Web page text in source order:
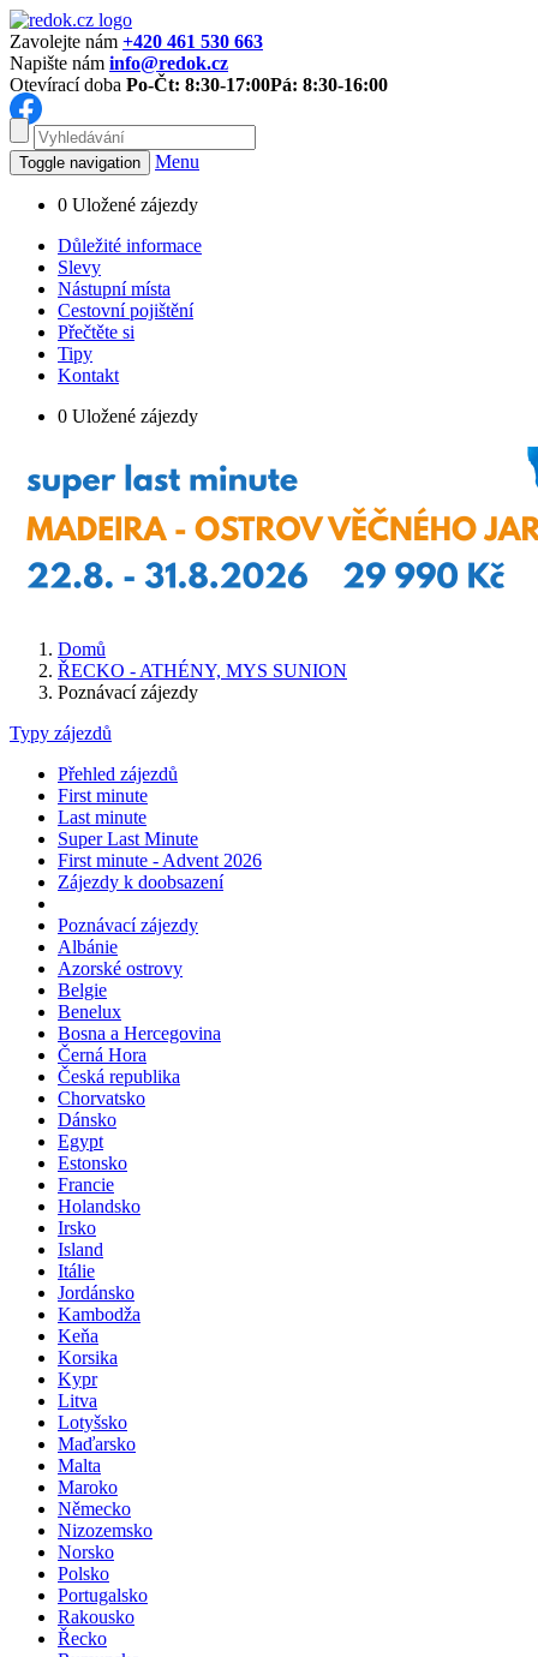
Zavolejte nám +420 461 530 663
Napište nám info@redok.cz
Otevírací doba Po-Čt: 8:30-17:00Pá: 8:30-16:00
Toggle navigation Menu
0 Uložené zájezdy
Důležité informace
Slevy
Nástupní místa
Cestovní pojištění
Přečtěte si
Tipy
Kontakt
0 Uložené zájezdy
Domů
ŘECKO - ATHÉNY, MYS SUNION
Poznávací zájezdy
Typy zájezdů
Přehled zájezdů
First minute
Last minute
Super Last Minute
First minute - Advent 2026
Zájezdy k doobsazení
Poznávací zájezdy
Albánie
Azorské ostrovy
Belgie
Benelux
Bosna a Hercegovina
Černá Hora
Česká republika
Chorvatsko
Dánsko
Egypt
Estonsko
Francie
Holandsko
Irsko
Island
Itálie
Jordánsko
Kambodža
Keňa
Korsika
Kypr
Litva
Lotyšsko
Maďarsko
Malta
Maroko
Německo
Nizozemsko
Norsko
Polsko
Portugalsko
Rakousko
Řecko